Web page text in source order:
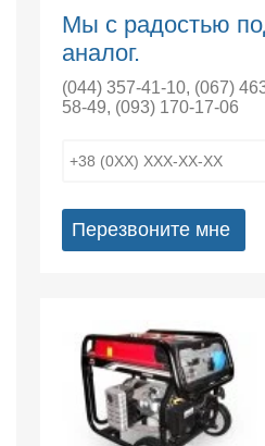
Мы с радостью
аналог.
(044) 357-41-10, (067)
58-49, (093) 170-17-06
Перезвоните мне